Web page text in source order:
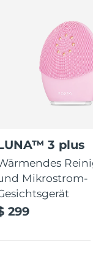
3 plus
Mikrostrom-
299